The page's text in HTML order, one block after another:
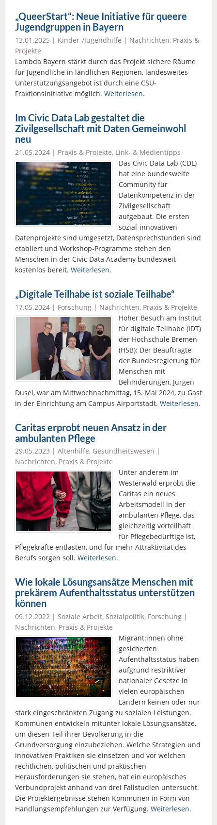
„QueerStart“: Neue Initiative für queere
Jugendgruppen in Bayern
13.01.2025 | Kinder-/Jugendhilfe | Nachrichten, Praxis &
Projekte
Lambda Bayern stärkt durch das Projekt sichere Räume
für Jugendliche in ländlichen Regionen, landesweites
Unterstützungsangebot ist durch eine CSU-
Fraktionsinitiative möglich. Weiterlesen.
Im Civic Data Lab gestaltet die
Zivilgesellschaft mit Daten Gemeinwohl
neu
21.05.2024 | Praxis & Projekte, Link- & Medientipps
Das Civic Data Lab (CDL)
hat eine bundesweite
Community für
Datenkompetenz in der
Zivilgesellschaft
aufgebaut. Die ersten
sozial-innovativen
Datenprojekte sind umgesetzt, Datensprechstunden sind
etabliert und Workshop-Programme stehen den
Menschen in der Civic Data Academy bundesweit
kostenlos bereit. Weiterlesen.
„Digitale Teilhabe ist soziale Teilhabe“
17.05.2024 | Forschung | Nachrichten, Praxis & Projekte
Hoher Besuch am Institut
für digitale Teilhabe (IDT)
der Hochschule Bremen
(HSB): Der Beauftragte
der Bundesregierung für
Menschen mit
Behinderungen, Jürgen
Dusel, war am Mittwochnachmittag, 15. Mai 2024, zu Gast
in der Einrichtung am Campus Airportstadt. Weiterlesen.
Caritas erprobt neuen Ansatz in der
ambulanten Pflege
29.05.2023 | Altenhilfe, Gesundheitswesen |
Nachrichten, Praxis & Projekte
Unter anderem im
Westerwald erprobt die
Caritas ein neues
Arbeitsmodell in der
ambulanten Pflege, das
gleichzeitig vorteilhaft
für Pflegebedürftige ist,
Pflegekräfte entlasten, und für mehr Attraktivität des
Berufs sorgen soll. Weiterlesen.
Wie lokale Lösungsansätze Menschen mit
prekärem Aufenthaltsstatus unterstützen
können
09.12.2022 | Soziale Arbeit, Sozialpolitik, Forschung |
Nachrichten, Praxis & Projekte
Migrant:innen ohne
gesicherten
Aufenthaltsstatus haben
aufgrund restriktiver
nationaler Gesetze in
vielen europäischen
Ländern keinen oder nur
stark eingeschränkten Zugang zu sozialen Leistungen.
Kommunen entwickeln mitunter lokale Lösungsansätze,
um diesen Teil ihrer Bevölkerung in die
Grundversorgung einzubeziehen. Welche Strategien und
innovativen Praktiken sie einsetzen und vor welchen
rechtlichen, politischen und praktischen
Herausforderungen sie stehen, hat ein europäisches
Verbundprojekt anhand von drei Fallstudien untersucht.
Die Projektergebnisse stehen Kommunen in Form von
Handlungsempfehlungen zur Verfügung. Weiterlesen.